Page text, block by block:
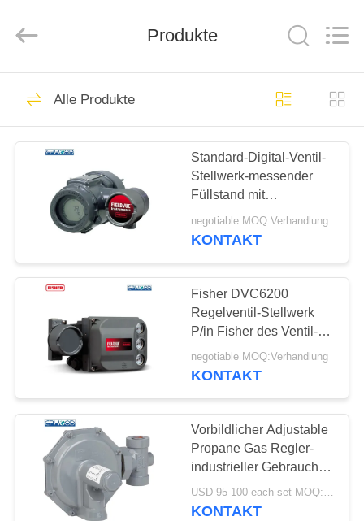
HAUSE
PRODUKTE
ÜBER
WERKSBESICHTIGUNG
QUALITÄTSKONTROLLE
KONTAKT
MIT
UNS
NEUIGKEITEN
Ltd..
Gas-Druckregler
Fisher Gas
Regulator
44
Differenzdruckgeber
17
Produkte
Alle Produkte
Standard-Digital-Ventil-
Stellwerk-messender
Füllstand mit
Niveauschaltern
negotiable MOQ:Verhandlung
KONTAKT
Fisher DVC6200
Regelventil-Stellwerk
P/in Fisher des Ventil-
Stellwerk-elektrisches
Input-Digital-Ventil-
negotiable MOQ:Verhandlung
KONTAKT
Vorbildlicher Adjustable
Propane Gas Regler-
industrieller Gebrauch
Amerikaner Sensus-
Marken-143-80
USD 95-100 each set MOQ:6sets
KONTAKT